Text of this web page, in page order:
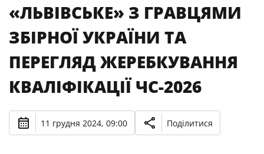
«ЛЬВІВСЬКЕ» З ГРАВЦЯМИ
ЗБІРНОЇ УКРАЇНИ ТА
ПЕРЕГЛЯД ЖЕРЕБКУВАННЯ
КВАЛІФІКАЦІЇ ЧС-2026
11 грудня 2024, 09:00 Поділитися